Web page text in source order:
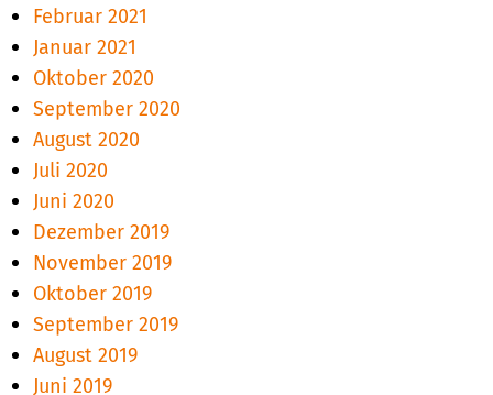
Februar 2021
Januar 2021
Oktober 2020
September 2020
August 2020
Juli 2020
Juni 2020
Dezember 2019
November 2019
Oktober 2019
September 2019
August 2019
Juni 2019